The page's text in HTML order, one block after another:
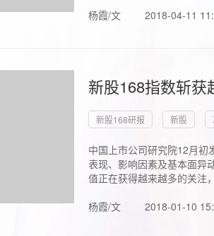
杨霞/文 2018-04-11
新股168指数斩
新股168研报 新股
中国上市公司研究院12月初
表现、影响因素及基本面异
值正在获得越来越多的关注
杨霞/文
2018-01-10